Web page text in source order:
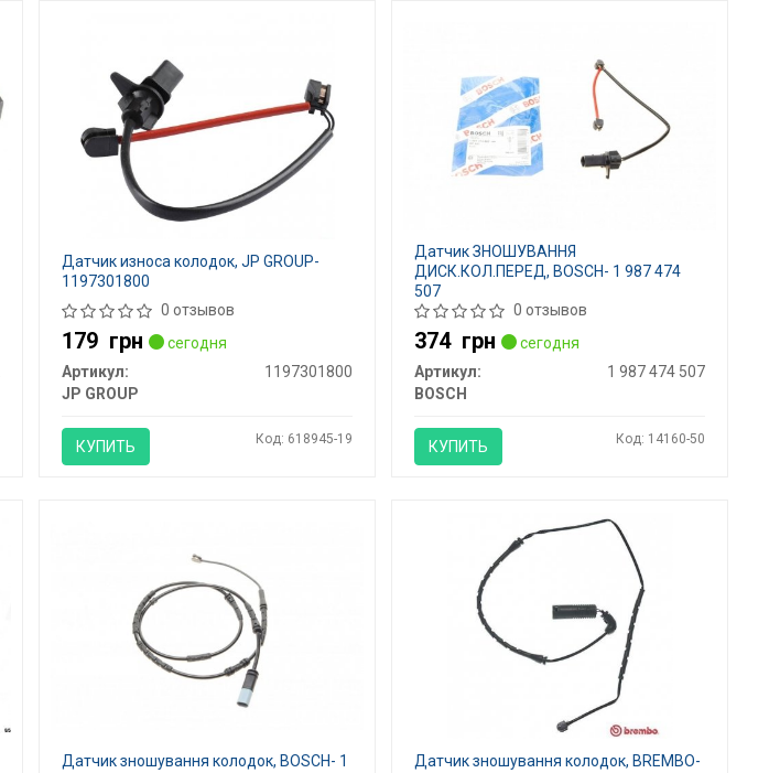
Датчик износа колодок, JP GROUP-
1197301800
0 отзывов
179 грн
сегодня
Артикул:
1197301800
JP GROUP
КУПИТЬ Код: 618945-19
Датчик ЗНОШУВАННЯ
ДИСК.КОЛ.ПЕРЕД, BOSCH- 1 987 474
507
0 отзывов
374 грн
сегодня
Артикул:
1 987 474 507
BOSCH
КУПИТЬ Код: 14160-50
Датчик зношування колодок, BOSCH- 1
Датчик зношування колодок, BREMBO-